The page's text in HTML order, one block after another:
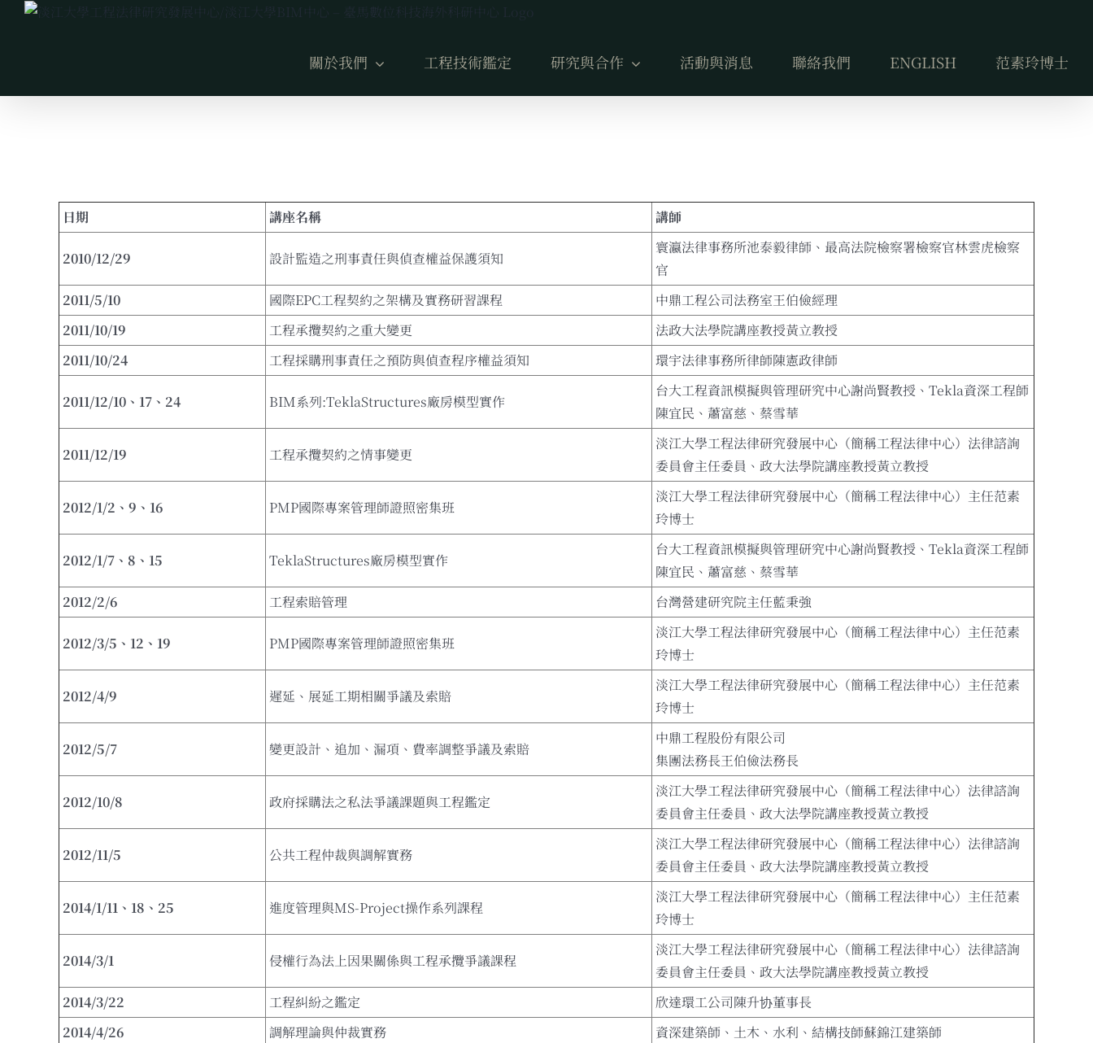
Skip
關於我們 工程技術鑑定 研究與合作 活動與消息 聯絡我們 ENGLISH 范素玲博士
日期 講座名稱 講師
2010/12/29 設計監造之刑事責任與偵查權益保護須知
寰瀛法律事務所池泰毅律師、最高法院檢察署檢察官林雲虎檢察
官
2011/5/10
國際EPC工程契約之架構及實務研習課程
中鼎工程公司法務室王伯儉經理
2011/10/19
工程承攬契約之重大變更
法政大法學院講座教授黃立教授
2011/10/24
工程採購刑事責任之預防與偵查程序權益須知 環宇法律事務所律師陳憲政律師
2011/12/10 、 17 、 24 BIM系列:TeklaStructures廠房模型實作
台大工程資訊模擬與管理研究中心謝尚賢教授、Tekla資深工程師
陳宜民、蕭富慈、蔡雪華
2011/12/19 工程承攬契約之情事變更
淡江大學工程法律研究發展中心（簡稱工程法律中心）法律諮詢
委員會主任委員、政大法學院講座教授黃立教授
2012/1/2 、 9 、 16 PMP國際專案管理師證照密集班
淡江大學工程法律研究發展中心（簡稱工程法律中心）主任范素
玲博士
2012/1/7 、 8 、 15 TeklaStructures廠房模型實作
台大工程資訊模擬與管理研究中心謝尚賢教授、Tekla資深工程師
陳宜民、蕭富慈、蔡雪華
2012/2/6
工程索賠管理 台灣營建研究院主任藍秉強
2012/3/5 、 12 、 19 PMP國際專案管理師證照密集班
淡江大學工程法律研究發展中心（簡稱工程法律中心）主任范素
玲博士
2012/4/9 遲延、展延工期相關爭議及索賠
淡江大學工程法律研究發展中心（簡稱工程法律中心）主任范素
玲博士
2012/5/7 變更設計、追加、漏項、費率調整爭議及索賠
中鼎工程股份有限公司
集團法務長王伯儉法務長
2012/10/8 政府採購法之私法爭議課題與工程鑑定
淡江大學工程法律研究發展中心（簡稱工程法律中心）法律諮詢
委員會主任委員、政大法學院講座教授黃立教授
2012/11/5 公共工程仲裁與調解實務
淡江大學工程法律研究發展中心（簡稱工程法律中心）法律諮詢
委員會主任委員、政大法學院講座教授黃立教授
2014/1/11 、 18 、 25 進度管理與MS-Project操作系列課程
淡江大學工程法律研究發展中心（簡稱工程法律中心）主任范素
玲博士
2014/3/1 侵權行為法上因果關係與工程承攬爭議課程
淡江大學工程法律研究發展中心（簡稱工程法律中心）法律諮詢
委員會主任委員、政大法學院講座教授黃立教授
2014/3/22
工程糾紛之鑑定
欣達環工公司陳升协董事長
2014/4/26
調解理論與仲裁實務
資深建築師、土木、水利、結構技師蘇錦江建築師